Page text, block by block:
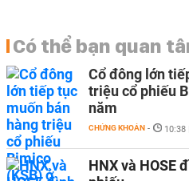
Có thể bạn quan
Cổ đông lớn
triệu cổ phiếu
năm
CHỨNG KHOÁN -
HNX và HOSE